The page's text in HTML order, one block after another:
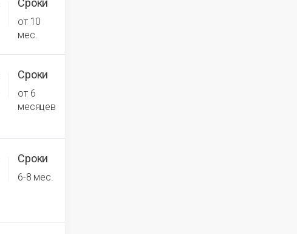
Сроки
от 10
мес.
Сроки
от 6
месяцев
Сроки
6-8 мес.